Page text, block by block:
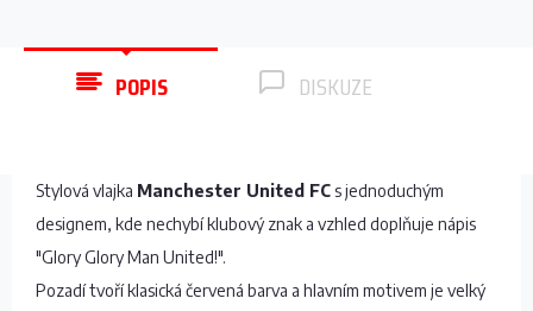
POPIS DISKUZE
Stylová vlajka Manchester United FCs jednoduchým
designem, kde nechybí klubový znak a vzhled doplňuje nápis
"Glory Glory Man United!".
Pozadí tvoří klasická červená barva a hlavním motivem je velký